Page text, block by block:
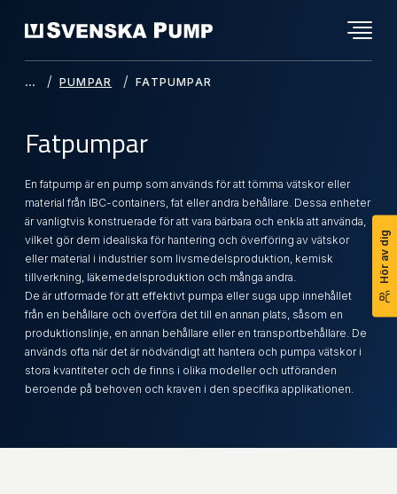
Hör av dig
PUMPAR FATPUMPAR
Fatpumpar
En fatpump är en pump som används för att tömma vätskor eller
material från IBC-containers, fat eller andra behållare. Dessa enheter
är vanligtvis konstruerade för att vara bärbara och enkla att använda,
vilket gör dem idealiska för hantering och överföring av vätskor
eller material i industrier som livsmedelsproduktion, kemisk
tillverkning, läkemedelsproduktion och många andra.
De är utformade för att effektivt pumpa eller suga upp innehållet
från en behållare och överföra det till en annan plats, såsom en
produktionslinje, en annan behållare eller en transportbehållare. De
används ofta när det är nödvändigt att hantera och pumpa vätskor i
stora kvantiteter och de finns i olika modeller och utföranden
beroende på behoven och kraven i den specifika applikationen.